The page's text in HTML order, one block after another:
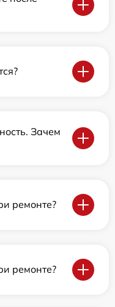
Зачем
ремонте?
ремонте?